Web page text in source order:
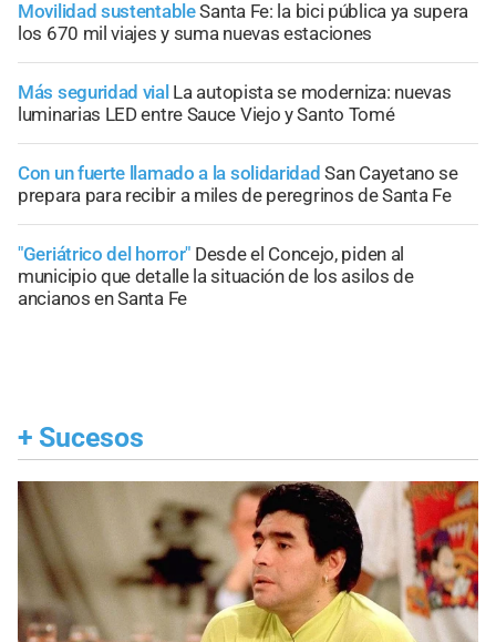
Movilidad sustentableSanta Fe: la bici pública ya supera
los 670 mil viajes y suma nuevas estaciones
Más seguridad vial La autopista se moderniza: nuevas
luminarias LED entre Sauce Viejo y Santo Tomé
Con un fuerte llamado a la solidaridad San Cayetano se
prepara para recibir a miles de peregrinos de Santa Fe
"Geriátrico del horror" Desde el Concejo, piden al
municipio que detalle la situación de los asilos de
ancianos en Santa Fe
+ Sucesos